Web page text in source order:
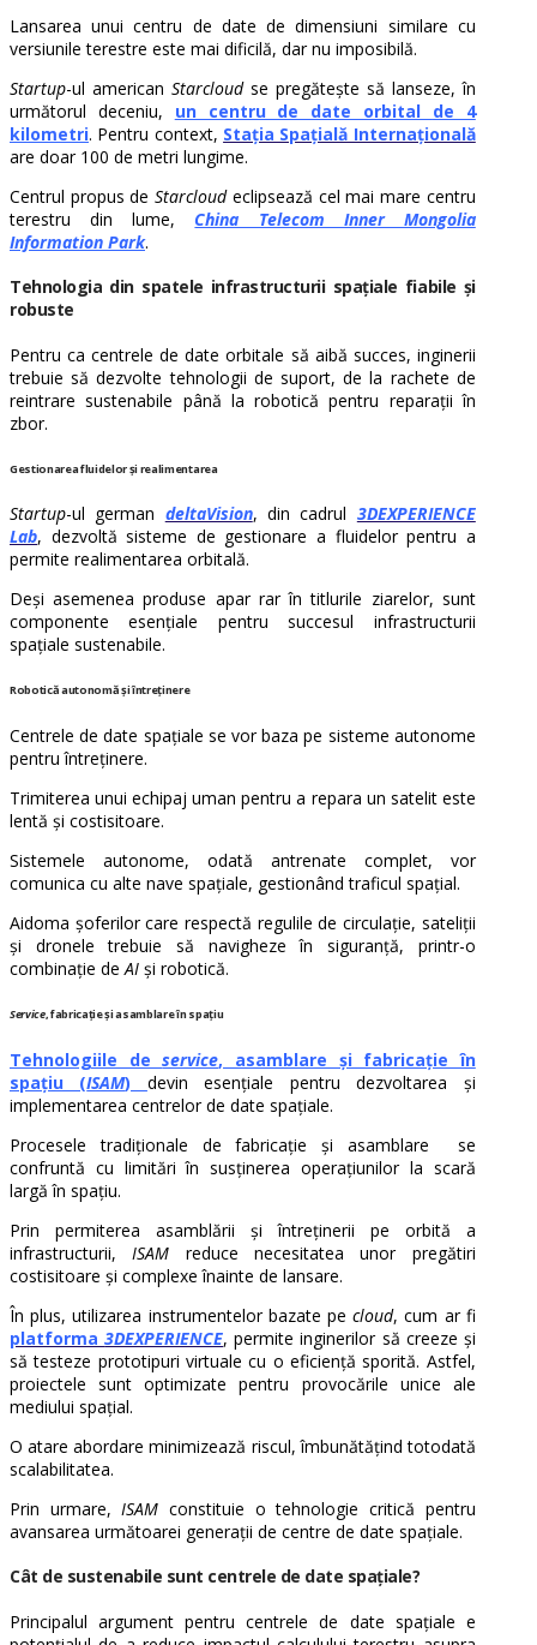
Lansarea unui centru de date de dimensiuni similare cu
versiunile terestre este mai dificilă, dar nu imposibilă.
Startup-ul american Starcloudse pregătește să lanseze, în
următorul deceniu, un centru de date orbital de 4
kilometri. Pentru context, Stația Spațială Internațională
are doar 100 de metri lungime.
Centrul propus deStarcloudeclipsează cel mai mare centru
terestru din lume,China Telecom Inner Mongolia
Information Park.
Tehnologia din spatele infrastructurii spațiale fiabile și
robuste
Pentru ca centrele de date orbitale să aibă succes, inginerii
trebuie să dezvolte tehnologii de suport, de la rachete de
reintrare sustenabile până la robotică pentru reparații în
zbor.
Gestionarea fluidelor și realimentarea
Startup-ul german deltaVision, din cadrul 3DEXPERIENCE
Lab, dezvoltă sisteme de gestionare a fluidelor pentru a
permite realimentarea orbitală.
Deși asemenea produse apar rar în titlurile ziarelor, sunt
componente esențiale pentru succesul infrastructurii
spațiale sustenabile.
Robotică autonomă și întreținere
Centrele de date spațiale se vor baza pe sisteme autonome
pentru întreținere.
Trimiterea unui echipaj uman pentru a repara un satelit este
lentă și costisitoare.
Sistemele autonome, odată antrenate complet, vor
comunica cu alte nave spațiale, gestionând traficul spațial.
Aidoma șoferilor care respectă regulile de circulație, sateliții
și dronele trebuie să navigheze în siguranță, printr-o
combinație deAI și robotică.
Service, fabricație și asamblare în spațiu
Tehnologiile deservice, asamblare și fabricație în
spațiu (ISAM) devin esențiale pentru dezvoltarea și
implementarea centrelor de date spațiale.
Procesele tradiționale de fabricație și asamblare se
confruntă cu limitări în susținerea operațiunilor la scară
largă în spațiu.
Prin permiterea asamblării și întreținerii pe orbită a
infrastructurii, ISAM reduce necesitatea unor pregătiri
costisitoare și complexe înainte de lansare.
În plus, utilizarea instrumentelor bazate pecloud, cum ar fi
platforma3DEXPERIENCE, permite inginerilor să creeze și
să testeze prototipuri virtuale cu o eficiență sporită. Astfel,
proiectele sunt optimizate pentru provocările unice ale
mediului spațial.
O atare abordare minimizează riscul, îmbunătățind totodată
scalabilitatea.
Prin urmare, ISAM constituie o tehnologie critică pentru
avansarea următoarei generații de centre de date spațiale.
Cât de sustenabile sunt centrele de date spațiale?
Principalul argument pentru centrele de date spațiale e